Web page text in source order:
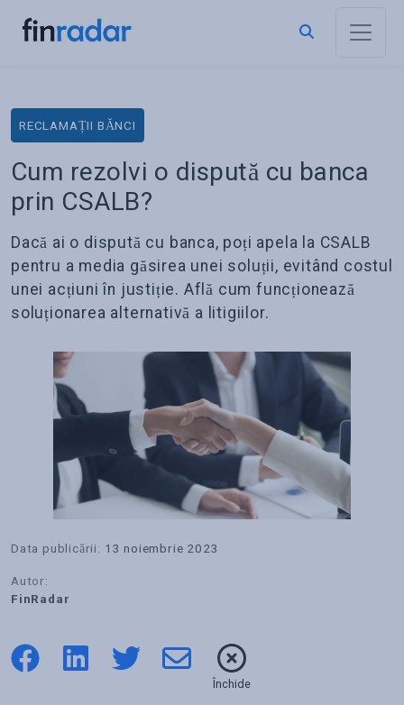
RECLAMAȚII BĂNCI
Cum rezolvi o dispută cu banca
prin CSALB?
Dacă ai o dispută cu banca, poți apela la CSALB
pentru a media găsirea unei soluții, evitând costul
unei acțiuni în justiție. Află cum funcționează
soluționarea alternativă a litigiilor.
Data publicării: 13 noiembrie 2023
Autor:
FinRadar
Închide